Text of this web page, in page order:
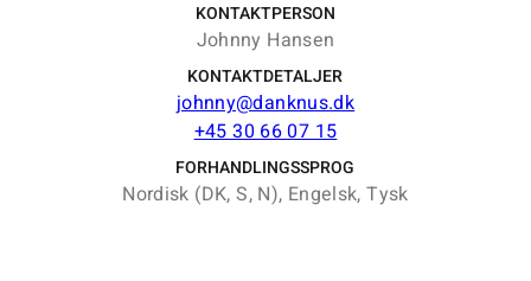
KONTAKTPERSON
Johnny Hansen
KONTAKTDETALJER
johnny@danknus.dk
+45 30 66 07 15
FORHANDLINGSSPROG
Nordisk (DK, S, N), Engelsk, Tysk